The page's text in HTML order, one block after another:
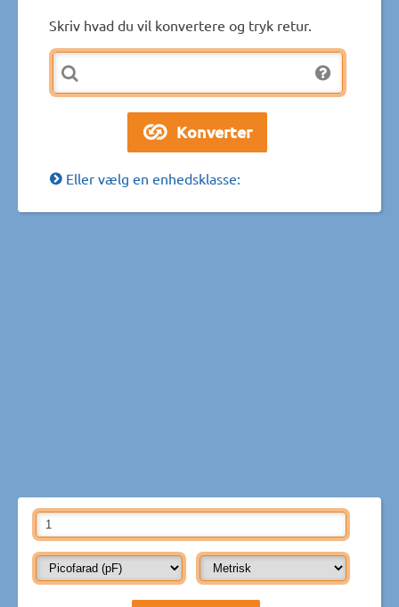
Skriv hvad du vil konvertere og tryk retur.
Eller vælg en enhedsklasse: